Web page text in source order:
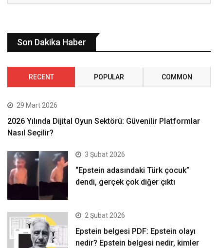
Son Dakika Haber
RECENT POPULAR COMMON
29 Mart 2026
2026 Yılında Dijital Oyun Sektörü: Güvenilir Platformlar
Nasıl Seçilir?
3 Şubat 2026
“Epstein adasındaki Türk çocuk”
dendi, gerçek çok diğer çıktı
2 Şubat 2026
Epstein belgesi PDF: Epstein olayı
nedir? Epstein belgesi nedir, kimler